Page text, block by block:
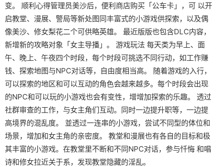
变。 顺利心得管理员美沙后，便利商店购买「公车卡」，可 以开
启教堂、漫展、警局等新处图同丰富式的小游戏供探索，以及偶
像美沙、修女梨花二个可供略英雄。 最近版版也包含DLC内容，
新增新的攻略对象「女主导播」。 游戏玩法 每天类为早上、面
午、晚上、午夜四个时段，每个时段可挑选不同行动，如工作赚
钱、探索地图与NPC对话等，自由度相当高。 随着游戏的入行，
可以探索的地区和可以互动的角色会越来越多。每个时段会出现
的NPC和可以玩的小游戏也会有变性，增增加探索的乐趣。 透过
社群审查的工作，与女主角们互动。同时一边提升职等，一边提
高境界的混乱度。 並透过一连串的小游戏，尝试不同型的体位和
场景，增加和女主角的亲密度。 教堂和漫展也有各自的目标和极
其丰富的小游戏。在教堂里不断和不同NPC对话，参与忏悔 和唱
诗和修女拉近关于系，发现教堂隐藏的淫乱。